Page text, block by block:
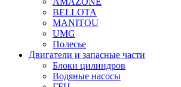
BELLOTA
MANITOU
UMG
Полесье
Двигатели и запасные части
Блоки цилиндров
Водяные насосы